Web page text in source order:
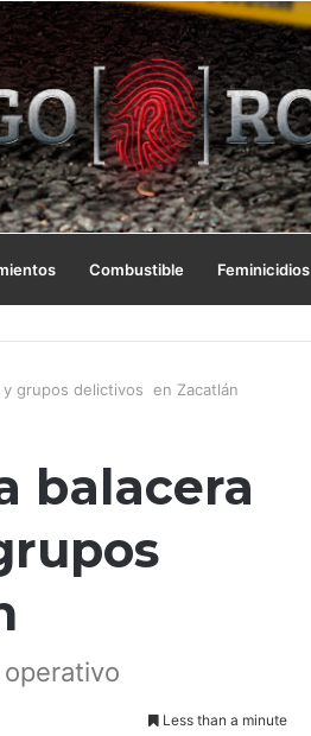
Combustible Feminicidios
grupos delictivos en Zacatlán
balacera
Less than a minute